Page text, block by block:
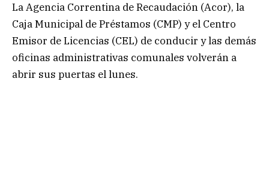
La Agencia Correntina de Recaudación (Acor), la
Caja Municipal de Préstamos (CMP) y el Centro
Emisor de Licencias (CEL) de conducir y las demás
oficinas administrativas comunales volverán a
abrir sus puertas el lunes.